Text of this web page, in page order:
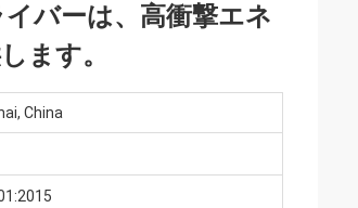
バーは、高衝撃エネ
ます。
China